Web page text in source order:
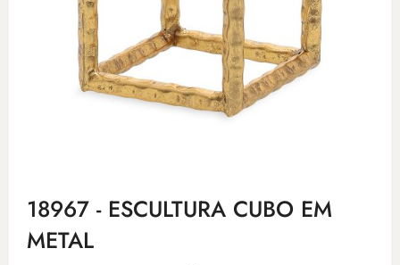
18967 - ESCULTURA CUBO EM
METAL